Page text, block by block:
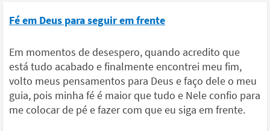
Fé em Deus para seguir em frente
Em momentos de desespero, quando acredito que
está tudo acabado e finalmente encontrei meu fim,
volto meus pensamentos para Deus e faço dele o meu
guia, pois minha fé é maior que tudo e Nele confio para
me colocar de pé e fazer com que eu siga em frente.